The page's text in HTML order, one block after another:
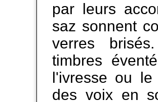
par leurs
saz sonnent
verres
timbres
l'ivresse ou
des voix en